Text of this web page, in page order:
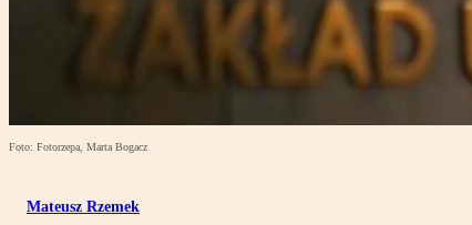
Foto: Fotorzepa, Marta Bogacz
Mateusz Rzemek